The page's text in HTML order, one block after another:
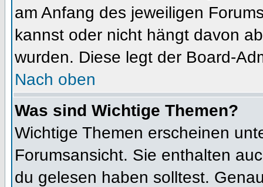
am Anfang des jeweiligen
kannst oder nicht hängt davon
wurden. Diese legt der Board-
Nach oben
Was sind Wichtige Themen?
Wichtige Themen erscheinen
Forumsansicht. Sie enthalten
du gelesen haben solltest.